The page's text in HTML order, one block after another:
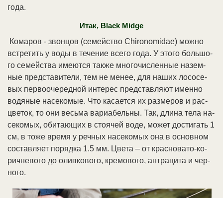
го­да.
Итак, Black Midge
Ко­ма­ров - звон­цов (се­мей­ст­во Chironomidae) мож­но
встре­тить у во­ды в те­че­ние все­го го­да. У это­го боль­шо­
го се­мей­ст­ва име­ют­ся так­же мно­го­чис­лен­ные на­зем­
ные пред­ста­ви­те­ли, тем не ме­нее, для на­ших ло­со­се­
вых пер­во­оче­ред­ной ин­те­рес пред­став­ля­ют имен­но
во­дя­ные на­се­ко­мые. Что ка­са­ет­ся их раз­ме­ров и рас­
цве­ток, то они весь­ма ва­риа­бель­ны. Так, дли­на те­ла на­
се­ко­мых, оби­таю­щих в стоя­чей во­де, мо­жет дос­ти­гать 1
см, в то­же вре­мя у реч­ных на­се­ко­мых она в ос­нов­ном
со­став­ля­ет по­ряд­ка 1.5 мм. Цве­та – от крас­но­ва­то-ко­
рич­не­во­го до олив­ко­во­го, кре­мо­во­го, ан­тра­ци­та и чер­
но­го.